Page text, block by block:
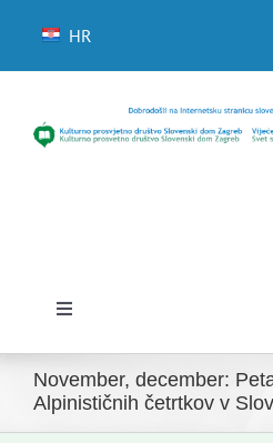
HR
Toggle
Domov
November, december:
Alpinističnih četrtkov v